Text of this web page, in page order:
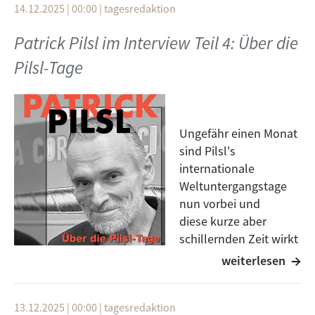
Interview könnt ihr danach auch hier unter diesem
Artikel nachhören.
Wissenschaft, Forschung und Kunst Baden-
Württemberg sowie die Stadt Ulm, die uns dieses
Projekt ermöglichen.
14.12.2025 | 00:00 | tagesredaktion
Patrick Pilsl im Interview Teil 4: Über die
Pilsl-Tage
Ungefähr einen Monat
sind Pilsl's
internationale
Weltuntergangstage
nun vorbei und
diese kurze aber
schillernden Zeit wirkt
immer noch nach.
alles für euch zusammengetragen und vorbereitet,
weiterlesen
13.12.2025 | 00:00 | tagesredaktion